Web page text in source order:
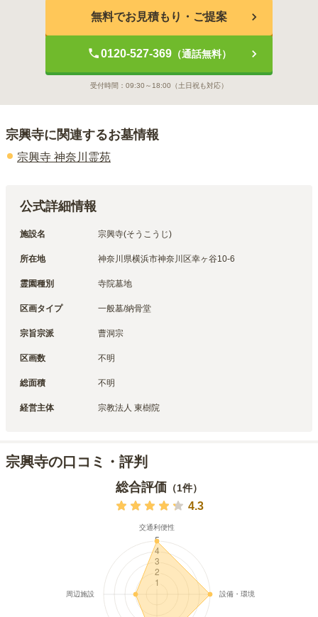
無料でお見積もり・ご提案
0120-527-369（通話無料）
受付時間： 09:30～18:00 （土日祝も対応）
宗興寺に関連するお墓情報
宗興寺 神奈川霊苑
公式詳細情報
施設名 宗興寺(そうこうじ)
所在地 神奈川県横浜市神奈川区幸ヶ谷10-6
霊園種別 寺院墓地
区画タイプ 一般墓/納骨堂
宗旨宗派 曹洞宗
区画数 不明
総面積 不明
経営主体 宗教法人 東樹院
宗興寺の口コミ・評判
総合評価 （1件）
4.3